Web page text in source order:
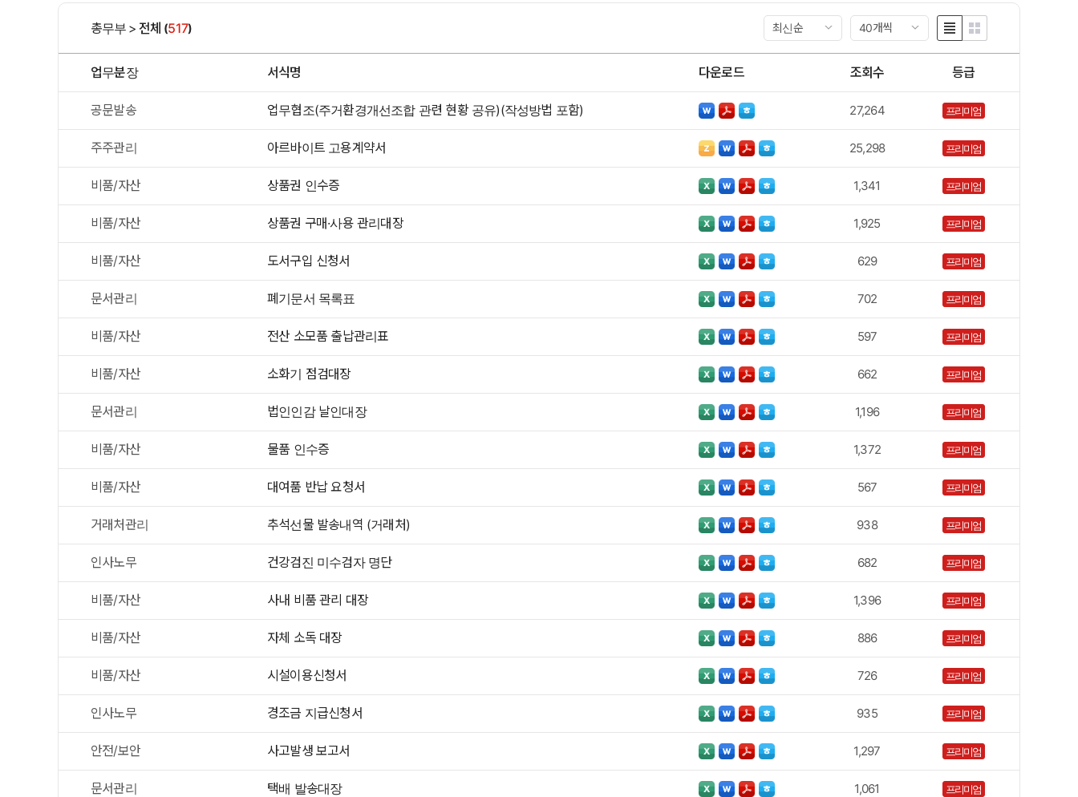
총무부 > 전체 (517) 최신순 40개씩
업무분장 서식명 다운로드 조회수 등급
공문발송 업무협조(주거환경개선조합 관련 현황 공유)(작성방법 포함) 27,264 프리미엄
주주관리 아르바이트 고용계약서 25,298 프리미엄
비품/자산 상품권 인수증 1,341 프리미엄
비품/자산 상품권 구매·사용 관리대장 1,925 프리미엄
비품/자산 도서구입 신청서 629 프리미엄
문서관리 폐기문서 목록표 702 프리미엄
비품/자산 전산 소모품 출납관리표 597 프리미엄
비품/자산 소화기 점검대장 662 프리미엄
문서관리 법인인감 날인대장 1,196 프리미엄
비품/자산 물품 인수증 1,372 프리미엄
비품/자산 대여품 반납 요청서 567 프리미엄
거래처관리 추석선물 발송내역 (거래처) 938 프리미엄
인사노무 건강검진 미수검자 명단 682 프리미엄
비품/자산 사내 비품 관리 대장 1,396 프리미엄
비품/자산 자체 소독 대장 886 프리미엄
비품/자산 시설이용신청서 726 프리미엄
인사노무 경조금 지급신청서 935 프리미엄
안전/보안 사고발생 보고서 1,297 프리미엄
문서관리 택배 발송대장 1,061 프리미엄